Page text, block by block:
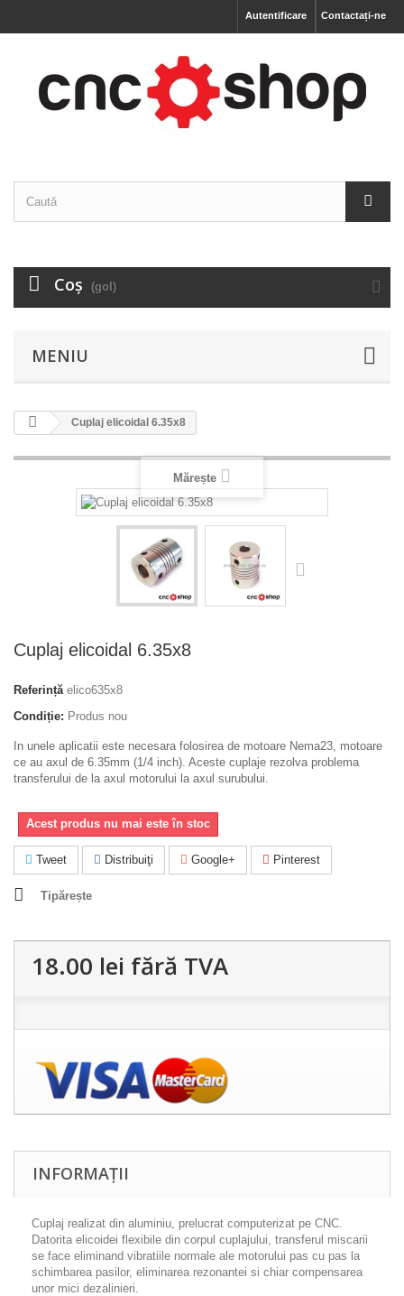
Contactați-ne
Autentificare
Coş (gol)
MENIU
Cuplaj elicoidal 6.35x8
Mărește
Cuplaj elicoidal 6.35x8
Referință elico635x8
Condiție: Produs nou
In unele aplicatii este necesara folosirea de motoare Nema23, motoare
ce au axul de 6.35mm (1/4 inch). Aceste cuplaje rezolva problema
transferului de la axul motorului la axul surubului.
Acest produs nu mai este în stoc
Tweet Distribuiţi Google+ Pinterest
Tipărește
18.00 lei fără TVA
INFORMAȚII
Cuplaj realizat din aluminiu, prelucrat computerizat pe CNC.
Datorita elicoidei flexibile din corpul cuplajului, transferul miscarii
se face eliminand vibratiile normale ale motorului pas cu pas la
schimbarea pasilor, eliminarea rezonantei si chiar compensarea
unor mici dezalinieri.